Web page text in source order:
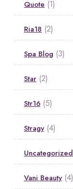
Quote (1)
Ria18 (2)
Spa Blog (3)
Star (2)
Str16 (5)
Stragy (4)
Uncategorized
Vani Beauty (4)